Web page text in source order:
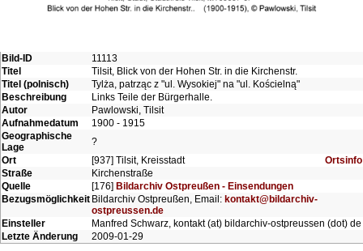
Bild-ID
11113
Titel
Tilsit, Blick von der Hohen Str. in die Kirchenstr.
Titel (polnisch)
Tylża, patrząc z "ul. Wysokiej" na "ul. Kościelną"
Beschreibung
Links Teile der Bürgerhalle.
Autor
Pawlowski, Tilsit
Aufnahmedatum
1900 - 1915
Geographische
Lage
?
Ort
[937] Tilsit, Kreisstadt
Ortsinfo
Straße
Kirchenstraße
Quelle
[176] Bildarchiv Ostpreußen - Einsendungen
Bezugsmöglichkeit Bildarchiv Ostpreußen, Email: kontakt@bildarchiv-
ostpreussen.de
Einsteller
Manfred Schwarz, kontakt (at) bildarchiv-ostpreussen (dot) de
Letzte Änderung
2009-01-29